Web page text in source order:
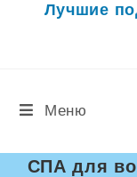
ПерейтиЛучшие
Меню
СПА для